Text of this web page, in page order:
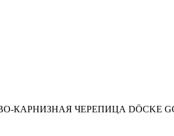
КАРНИЗНАЯ ЧЕРЕПИЦА DÖCKE